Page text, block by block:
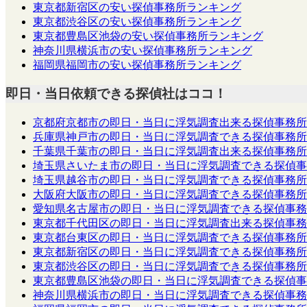
東京都新宿区の安い探偵事務所ランキング
東京都渋谷区の安い探偵事務所ランキング
東京都豊島区池袋の安い探偵事務所ランキング
神奈川県横浜市の安い探偵事務所ランキング
福岡県福岡市の安い探偵事務所ランキング
即日・当日依頼できる探偵社はココ！
京都府京都市の即日・当日に浮気調査出来る探偵事務所
兵庫県神戸市の即日・当日に浮気調査できる探偵事務所
千葉県千葉市の即日・当日に浮気調査出来る探偵事務所
埼玉県さいたま市の即日・当日に浮気調査できる探偵
埼玉県越谷市の即日・当日に浮気調査できる探偵事務所
大阪府大阪市の即日・当日に浮気調査できる探偵事務所
愛知県名古屋市の即日・当日に浮気調査できる探偵事
東京都千代田区の即日・当日に浮気調査出来る探偵事
東京都台東区の即日・当日に浮気調査できる探偵事務所
東京都新宿区の即日・当日に浮気調査できる探偵事務所
東京都渋谷区の即日・当日に浮気調査できる探偵事務所
東京都豊島区池袋の即日・当日に浮気調査できる探偵
神奈川県横浜市の即日・当日に浮気調査できる探偵事